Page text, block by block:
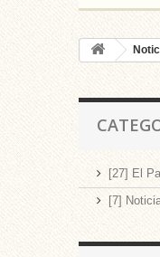
[27] El
[7]